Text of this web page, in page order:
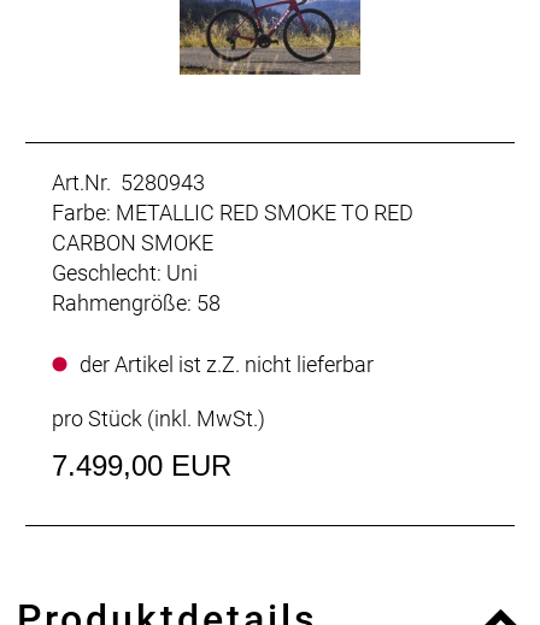
Art.Nr. 5280943
Farbe: METALLIC RED SMOKE TO RED
CARBON SMOKE
Geschlecht: Uni
Rahmengröße: 58
der Artikel ist z.Z. nicht lieferbar
pro Stück (inkl. MwSt.)
7.499,00 EUR